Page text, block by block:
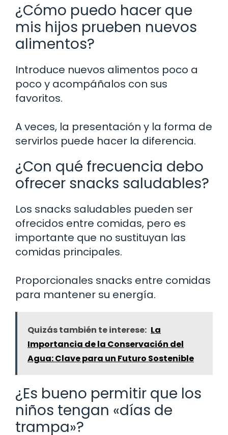
¿Cómo puedo hacer que
mis hijos prueben nuevos
alimentos?
Introduce nuevos alimentos poco a
poco y acompáñalos con sus
favoritos.
A veces, la presentación y la forma de
servirlos puede hacer la diferencia.
¿Con qué frecuencia debo
ofrecer snacks saludables?
Los snacks saludables pueden ser
ofrecidos entre comidas, pero es
importante que no sustituyan las
comidas principales.
Proporcionales snacks entre comidas
para mantener su energía.
Quizás también te interese: La
Importancia de la Conservación del
Agua: Clave para un Futuro Sostenible
¿Es bueno permitir que los
niños tengan «días de
trampa»?